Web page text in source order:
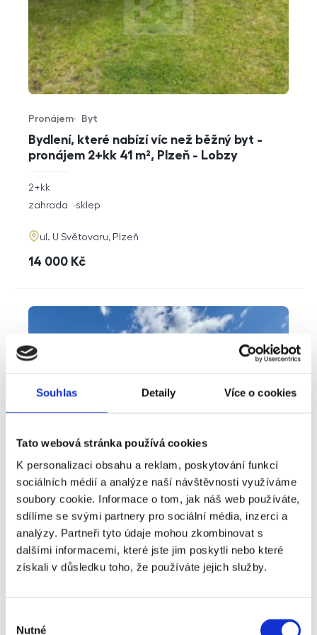
Souhlas Detaily Více o cookies
Tato webová stránka používá cookies
K personalizaci obsahu a reklam, poskytování funkcí
sociálních médií a analýze naší návštěvnosti využíváme
soubory cookie. Informace o tom, jak náš web používáte,
sdílíme se svými partnery pro sociální média, inzerci a
analýzy. Partneři tyto údaje mohou zkombinovat s
dalšími informacemi, které jste jim poskytli nebo které
získali v důsledku toho, že používáte jejich služby.
Nutné
Bydlení, které nabízí víc než běžný byt -
pronájem 2+kk 41 m², Plzeň - Lobzy
Typ nabídky
Pronájem
Typ nemovitosti
Byt
rozměry
dispozice
2+kk
funkce
zahrada sklep
adresa
ul. U Světovaru, Plzeň
cena
14 000 Kč
Prodej rodinné domy, 181 m² - Unhošť
Typ nabídky
Prodej
Typ nemovitosti
Dům
Virtuální prohlídka
360° video